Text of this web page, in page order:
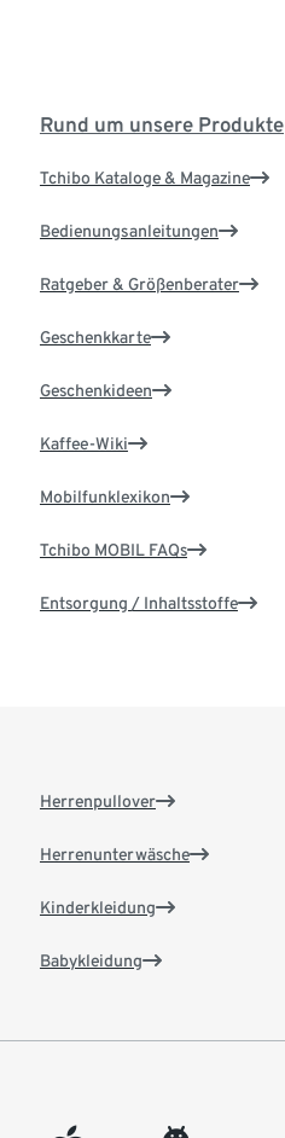
Rund um unsere Produkte
Tchibo Kataloge & Magazine
Bedienungsanleitungen
Ratgeber & Größenberater
Geschenkkarte
Geschenkideen
Kaffee-Wiki
Mobilfunklexikon
Tchibo MOBIL FAQs
Entsorgung / Inhaltsstoffe
Herrenpullover
Herrenunterwäsche
Kinderkleidung
Babykleidung